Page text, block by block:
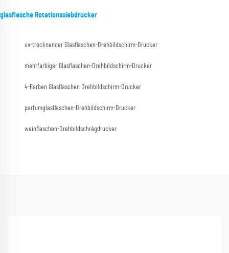
glasflasche Rotationssiebdrucker
uv-trocknender Glasflaschen-Drehbildschirm-Drucker
mehrfarbiger Glasflaschen-Drehbildschirm-Drucker
4-Farben Glasflaschen Drehbildschirm-Drucker
parfumglasflaschen-Drehbildschirm-Drucker
weinflaschen-Drehbildschrägdrucker